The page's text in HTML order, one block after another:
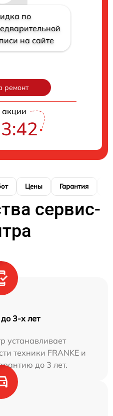
по
на сайте
ремонт
акции
Цены Гарантия
сервис-
3-х лет
устанавливает
техники FRANKE и
до 3 лет.